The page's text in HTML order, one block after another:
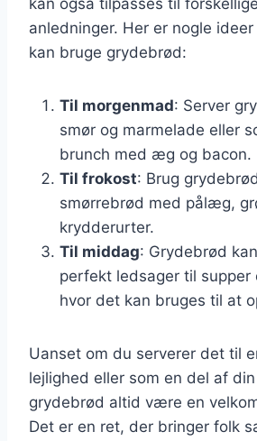
anledninger. Her er nogle
kan bruge grydebrød:
Til morgenmad: Server
smør og marmelade eller
brunch med æg og bacon.
Til frokost: Brug
smørrebrød med pålæg,
krydderurter.
Til middag: Grydebrød
perfekt ledsager til supper
hvor det kan bruges til at
Uanset om du serverer det til
lejlighed eller som en del af
grydebrød altid være en
Det er en ret, der bringer folk